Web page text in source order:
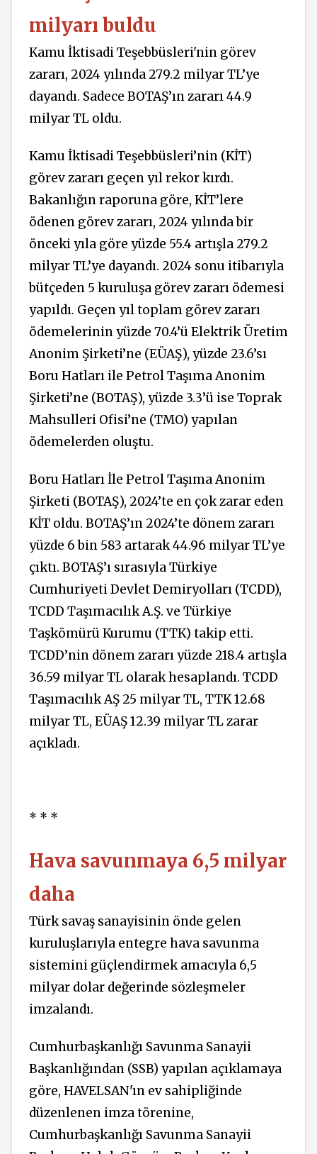
milyarı buldu
Kamu İktisadi Teşebbüsleri'nin görev
zararı, 2024 yılında 279.2 milyar TL’ye
dayandı. Sadece BOTAŞ’ın zararı 44.9
milyar TL oldu.
Kamu İktisadi Teşebbüsleri’nin (KİT)
görev zararı geçen yıl rekor kırdı.
Bakanlığın raporuna göre, KİT’lere
ödenen görev zararı, 2024 yılında bir
önceki yıla göre yüzde 55.4 artışla 279.2
milyar TL’ye dayandı. 2024 sonu itibarıyla
bütçeden 5 kuruluşa görev zararı ödemesi
yapıldı. Geçen yıl toplam görev zararı
ödemelerinin yüzde 70.4’ü Elektrik Üretim
Anonim Şirketi’ne (EÜAŞ), yüzde 23.6’sı
Boru Hatları ile Petrol Taşıma Anonim
Şirketi’ne (BOTAŞ), yüzde 3.3’ü ise Toprak
Mahsulleri Ofisi’ne (TMO) yapılan
ödemelerden oluştu.
Boru Hatları İle Petrol Taşıma Anonim
Şirketi (BOTAŞ), 2024’te en çok zarar eden
KİT oldu. BOTAŞ’ın 2024’te dönem zararı
yüzde 6 bin 583 artarak 44.96 milyar TL’ye
çıktı. BOTAŞ’ı sırasıyla Türkiye
Cumhuriyeti Devlet Demiryolları (TCDD),
TCDD Taşımacılık A.Ş. ve Türkiye
Taşkömürü Kurumu (TTK) takip etti.
TCDD’nin dönem zararı yüzde 218.4 artışla
36.59 milyar TL olarak hesaplandı. TCDD
Taşımacılık AŞ 25 milyar TL, TTK 12.68
milyar TL, EÜAŞ 12.39 milyar TL zarar
açıkladı.
* * *
Hava savunmaya 6,5 milyar
daha
Türk savaş sanayisinin önde gelen
kuruluşlarıyla entegre hava savunma
sistemini güçlendirmekamacıyla 6,5
milyar dolar değerinde sözleşmeler
imzalandı.
Cumhurbaşkanlığı Savunma Sanayii
Başkanlığından (SSB) yapılan açıklamaya
göre, HAVELSAN'ın ev sahipliğinde
düzenlenen imza törenine,
Cumhurbaşkanlığı Savunma Sanayii